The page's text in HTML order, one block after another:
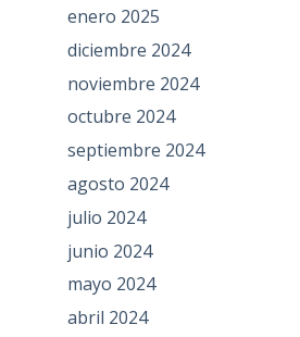
enero 2025
diciembre 2024
noviembre 2024
octubre 2024
septiembre 2024
agosto 2024
julio 2024
junio 2024
mayo 2024
abril 2024